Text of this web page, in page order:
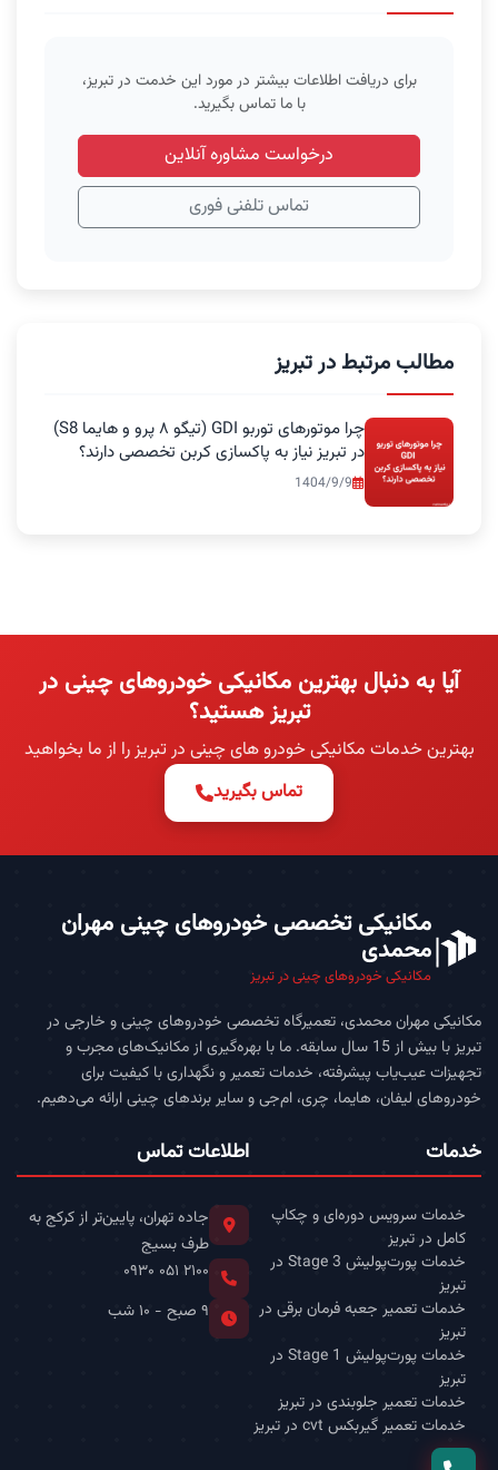
برای دریافت اطلاعات بیشتر در مورد این خدمت در تبریز،
با ما تماس بگیرید.
درخواست مشاوره آنلاین
تماس تلفنی فوری
مطالب مرتبط در تبریز
چرا موتورهای توربو GDI (تیگو ۸ پرو و هایما S8)
در تبریز نیاز به پاکسازی کربن تخصصی دارند؟
1404/9/9
آیا به دنبال بهترین مکانیکی خودروهای چینی در
تبریز هستید؟
بهترین خدمات مکانیکی خودرو های چینی در تبریز را از ما بخواهید
تماس بگیرید
مکانیکی تخصصی خودروهای چینی مهران
محمدی
مکانیکی خودروهای چینی در تبریز
مکانیکی مهران محمدی، تعمیرگاه تخصصی خودروهای چینی و خارجی در
تبریز با بیش از 15 سال سابقه. ما با بهره‌گیری از مکانیک‌های مجرب و
تجهیزات عیب‌یاب پیشرفته، خدمات تعمیر و نگهداری با کیفیت برای
خودروهای لیفان، هایما، چری، ام‌جی و سایر برندهای چینی ارائه می‌دهیم.
خدمات
خدمات سرویس دوره‌ای و چکاپ
کامل در تبریز
خدمات پورت‌پولیش Stage 3 در
تبریز
خدمات تعمیر جعبه فرمان برقی در
تبریز
خدمات پورت‌پولیش Stage 1 در
تبریز
خدمات تعمیر جلوبندی در تبریز
خدمات تعمیر گیربکس cvt در تبریز
اطلاعات تماس
جاده تهران، پایین‌تر از کرکج به
طرف بسیج
۰۹۳۰ ۰۵۱ ۲۱۰۰
۹ صبح - ۱۰ شب